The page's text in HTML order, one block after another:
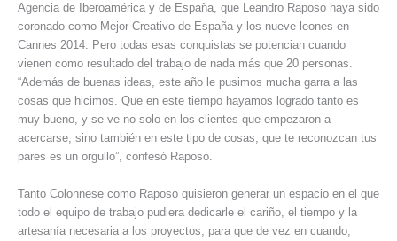
Agencia de Iberoamérica y de España, que Leandro Raposo haya sido
coronado como Mejor Creativo de España y los nueve leones en
Cannes 2014. Pero todas esas conquistas se potencian cuando
vienen como resultado del trabajo de nada más que 20 personas.
“Además de buenas ideas, este año le pusimos mucha garra a las
cosas que hicimos. Que en este tiempo hayamos logrado tanto es
muy bueno, y se ve no solo en los clientes que empezaron a
acercarse, sino también en este tipo de cosas, que te reconozcan tus
pares es un orgullo”, confesó Raposo.
Tanto Colonnese como Raposo quisieron generar un espacio en el que
todo el equipo de trabajo pudiera dedicarle el cariño, el tiempo y la
artesanía necesaria a los proyectos, para que de vez en cuando,